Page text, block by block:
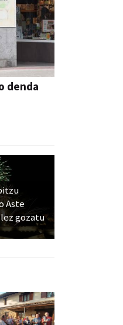
denda
Aste
gozatu